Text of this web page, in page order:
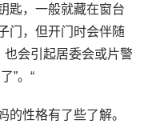
匙，一般就藏在窗台
门，但开门时会伴随
也会引起居委会或片警
”。“
的性格有了些了解。